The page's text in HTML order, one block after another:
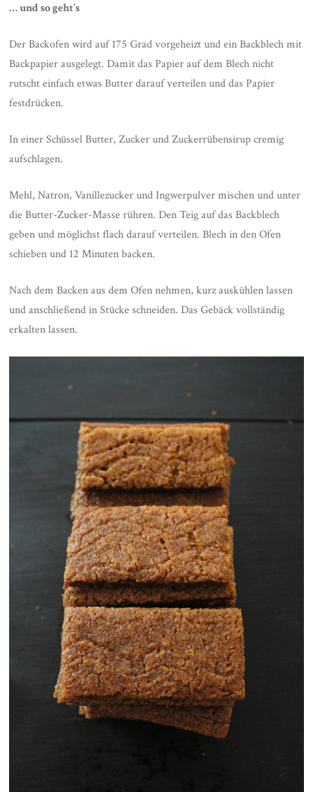
… und so geht’s
Der Backofen wird auf 175 Grad vorgeheizt und ein Backblech mit
Backpapier ausgelegt. Damit das Papier auf dem Blech nicht
rutscht einfach etwas Butter darauf verteilen und das Papier
festdrücken.
In einer Schüssel Butter, Zucker und Zuckerrübensirup cremig
aufschlagen.
Mehl, Natron, Vanillezucker und Ingwerpulver mischen und unter
die Butter-Zucker-Masse rühren. Den Teig auf das Backblech
geben und möglichst flach darauf verteilen. Blech in den Ofen
schieben und 12 Minuten backen.
Nach dem Backen aus dem Ofen nehmen, kurz auskühlen lassen
und anschließend in Stücke schneiden. Das Gebäck vollständig
erkalten lassen.